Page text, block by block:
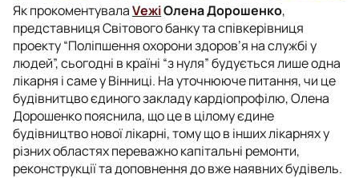
Як прокоментувалаVежіОлена Дорошенко,
представниця Світового банку та співкерівниця
проекту “Поліпшення охорони здоров’я на службі у
людей”, сьогодні в країні “з нуля” будується лише одна
лікарня і саме у Вінниці. На уточнююче питання, чи це
будівнитцво єдиного закладу кардіопрофілю, Олена
Дорошенко пояснила, що це в цілому єдине
будівництво нової лікарні, тому що в інших лікарнях у
різних областях переважно капітальні ремонти,
реконструкції та доповнення до вже наявних будівель.